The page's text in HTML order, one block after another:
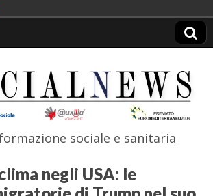
sociale e sanitaria
negli USA: le